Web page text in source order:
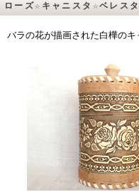
ローズ☆キャニスタ☆ベレス
バラの花が描画された白樺のキ